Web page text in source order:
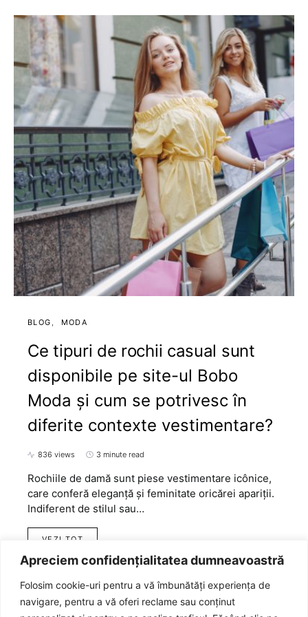
Apreciem confidențialitatea dumneavoastră
Folosim cookie-uri pentru a vă îmbunătăți experiența de
navigare, pentru a vă oferi reclame sau conținut
BLOG MODA
Ce tipuri de rochii casual sunt
disponibile pe site-ul Bobo
Moda și cum se potrivesc în
diferite contexte vestimentare?
836 views 3 minute read
Rochiile de damă sunt piese vestimentare icônice,
care conferă eleganță și feminitate oricărei apariții.
Indiferent de stilul sau…
VEZI TOT